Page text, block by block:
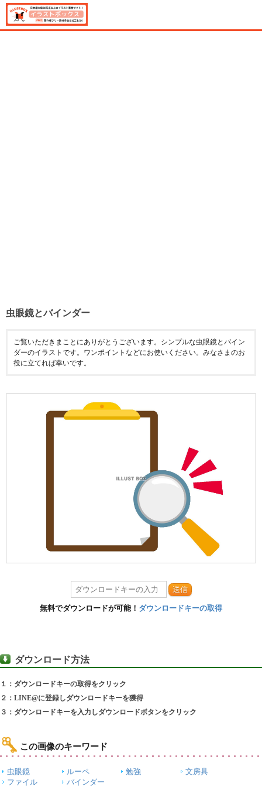
虫眼鏡とバインダー
ご覧いただきまことにありがとうございます。シンプルな虫眼鏡とバイン
ダーのイラストです。ワンポイントなどにお使いください。みなさまのお
役に立てれば幸いです。
送信
無料でダウンロードが可能！ ダウンロードキーの取得
ダウンロード方法
１：ダウンロードキーの取得をクリック
２：LINE@に登録しダウンロードキーを獲得
３：ダウンロードキーを入力しダウンロードボタンをクリック
この画像のキーワード
虫眼鏡 ルーペ 勉強
文房具
ファイル
バインダー